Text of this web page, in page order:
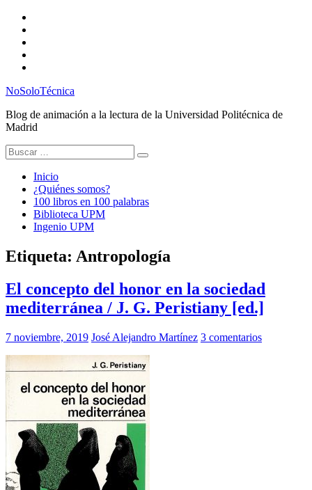
Saltar
contenido
NoSoloTécnica
Blog de animación a la lectura de la Universidad Politécnica de
Madrid
Buscar:
Inicio
¿Quiénes somos?
100 libros en 100 palabras
Biblioteca UPM
Ingenio UPM
Etiqueta: Antropología
El concepto del honor en la sociedad
mediterránea / J. G. Peristiany [ed.]
7 noviembre, 2019 José Alejandro Martínez 3 comentarios